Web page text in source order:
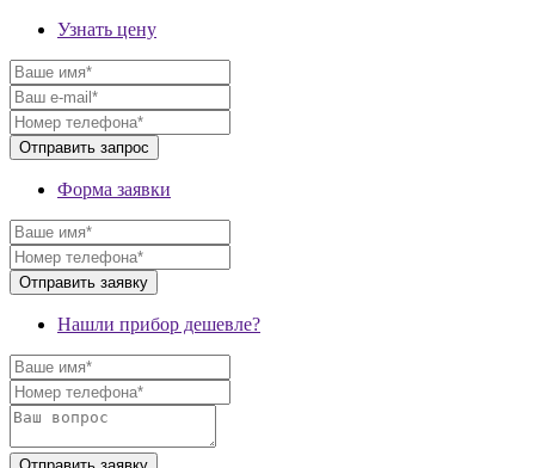
Узнать цену
Форма заявки
Нашли прибор дешевле?